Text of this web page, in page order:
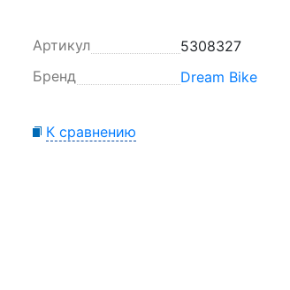
Артикул
5308327
Бренд
Dream Bike
К сравнению